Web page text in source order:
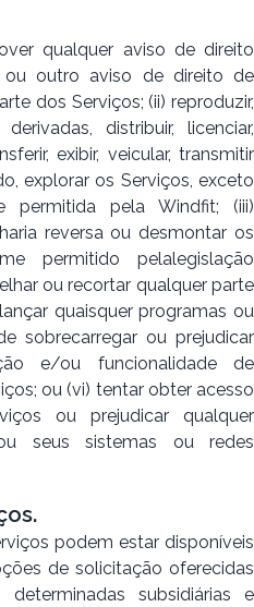
qualquer aviso de direito
ou outro aviso de direito de
dos Serviços; (ii) reproduzir,
distribuir, licenciar,
exibir, veicular, transmitir
explorar os Serviços, exceto
permitida pela Windfit; (iii)
reversa ou desmontar os
permitido pelalegislação
ou recortar qualquer parte
quaisquer programas ou
sobrecarregar ou prejudicar
e/ou funcionalidade de
ou (vi) tentar obter acesso
ou prejudicar qualquer
seus sistemas ou redes
podem estar disponíveis
de solicitação oferecidas
subsidiárias e